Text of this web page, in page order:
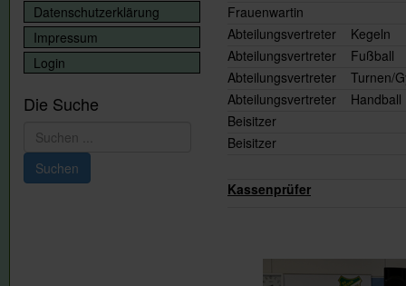
Abteilungsvertreter Kegeln
Abteilungsvertreter Fußball
Abteilungsvertreter Turnen/
Abteilungsvertreter Handball
Beisitzer
Beisitzer
Kassenprüfer
Datenschutzerklärung
Impressum
Login
Die Suche
Suchen
...
Suchen